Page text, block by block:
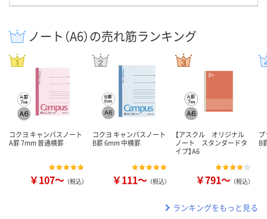
ノート（A6）の売れ筋ランキング
コクヨ キャンパスノート
A罫 7mm 普通横罫
￥107～ （税込）
コクヨ キャンパスノート
B罫 6mm 中横罫
￥111～ （税込）
【アスクル オリジナル
ノート スタンダードタ
イプ】A6
￥791～ （税込）
B
ランキングをもっと見る